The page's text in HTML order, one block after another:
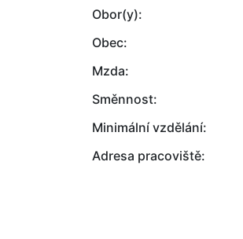
Obor(y):
Obec:
Mzda:
Směnnost:
Minimální vzdělání:
Adresa pracoviště: